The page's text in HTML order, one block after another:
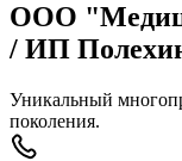
ООО
/ ИП
Уникальный
поколения.